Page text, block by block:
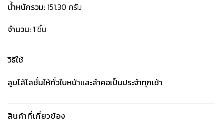
น้ำหนักรวม: 151.30 กรัม
จำนวน: 1 ชิ้น
วิธีใช้
ลูบไล้โลชั่นให้ทั่วใบหน้าและลำคอเป็นประจำทุกเช้า
สินค้าที่เกี่ยวข้อง